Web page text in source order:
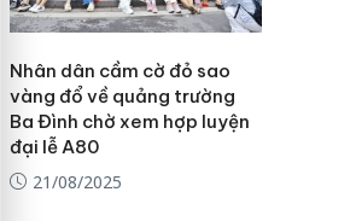
Nhân dân cầm cờ đỏ sao
vàng đổ về quảng trường
Ba Đình chờ xem hợp luyện
đại lễ A80
21/08/2025